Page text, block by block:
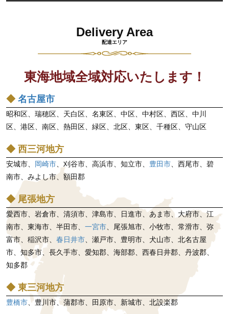
ン
Delivery Area
配達エリア
東海地域全域対応いたします！
◆ 名古屋市
昭和区、瑞穂区、天白区、名東区、中区、中村区、西区、中川
区、港区、南区、熱田区、緑区、北区、東区、千種区、守山区
◆ 西三河地方
安城市、 岡崎市 、刈谷市、高浜市、知立市、 豊田市 、西尾市、碧
南市、みよし市、額田郡
◆ 尾張地方
愛西市、岩倉市、清須市、津島市、日進市、あま市、大府市、江
南市、東海市、半田市、 一宮市 、尾張旭市、小牧市、常滑市、弥
富市、稲沢市、 春日井市 、瀬戸市、豊明市、犬山市、北名古屋
市、知多市、長久手市、愛知郡、海部郡、西春日井郡、丹波郡、
知多郡
◆ 東三河地方
豊橋市 、豊川市、蒲郡市、田原市、新城市、北設楽郡